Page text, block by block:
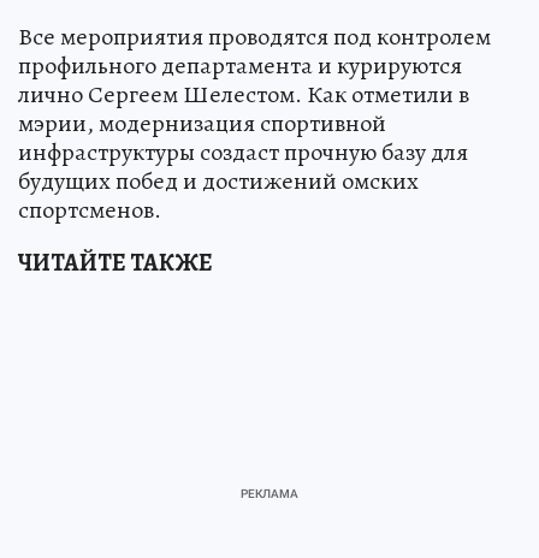
Все мероприятия проводятся под контролем
профильного департамента и курируются
лично Сергеем Шелестом. Как отметили в
мэрии, модернизация спортивной
инфраструктуры создаст прочную базу для
будущих побед и достижений омских
спортсменов.
ЧИТАЙТЕ ТАКЖЕ